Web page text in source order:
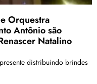
Orquestra
Antônio são
Natalino
distribuindo brindes